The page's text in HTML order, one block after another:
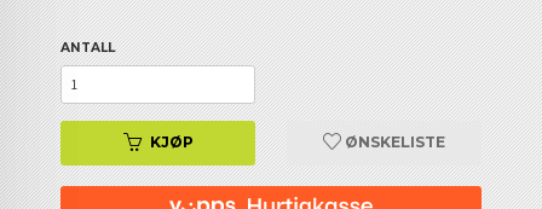
ANTALL
KJØP ØNSKELISTE